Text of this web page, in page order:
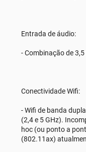
Entrada de áudio:
- Combinação de
Conectividade Wifi:
- Wifi de banda
(2,4 e 5 GHz).
hoc (ou ponto a
(802.11ax)